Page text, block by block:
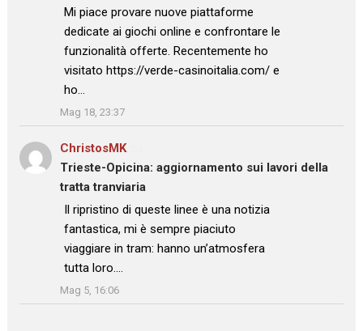
: “
Mi piace provare nuove piattaforme
dedicate ai giochi online e confrontare le
funzionalità offerte. Recentemente ho
visitato https://verde-casinoitalia.com/ e
ho…
”
Mag 18, 23:37
ChristosMKsu
Trieste-Opicina: aggiornamento sui lavori della
tratta tranviaria
: “
Il ripristino di queste linee è una notizia
fantastica, mi è sempre piaciuto
viaggiare in tram: hanno un’atmosfera
tutta loro.…
”
Mag 5, 16:06